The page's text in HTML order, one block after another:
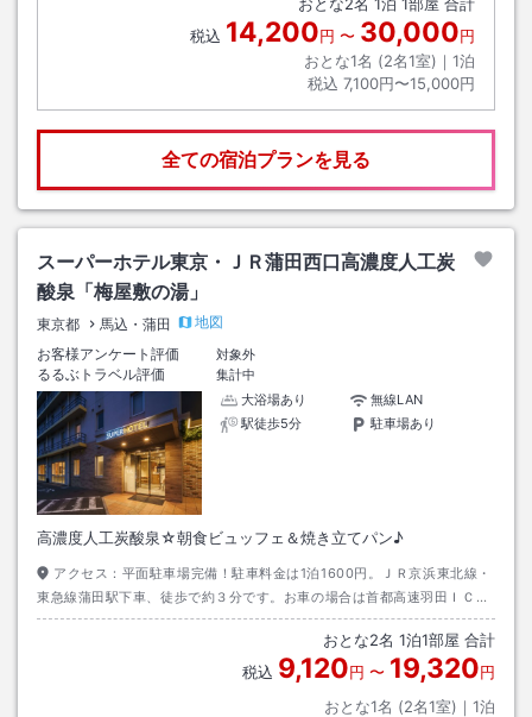
税込 14,200円 〜 30,000円
おとな1名 (2名1室)｜ 1泊
税込 7,100円〜15,000円
全ての宿泊プランを見る
スーパーホテル東京・ＪＲ蒲田西口高濃度人工炭
酸泉「梅屋敷の湯」
東京都 馬込・蒲田
地図
お客様アンケート評価
対象外
るるぶトラベル評価
集計中
大浴場あり
無線LAN
駅徒歩5分
駐車場あり
高濃度人工炭酸泉☆朝食ビュッフェ＆焼き立てパン♪
アクセス： 平面駐車場完備！駐車料金は1泊1600円。ＪＲ京浜東北線・
東急線蒲田駅下車、徒歩で約３分です。お車の場合は首都高速羽田ＩＣよ
りお越し下さい。移動の疲れを男女別高濃度人工炭酸泉浴場で癒して頂け
おとな2名 1泊1部屋 合計
税込 9,120円 〜 19,320円
おとな1名 (2名1室)｜ 1泊